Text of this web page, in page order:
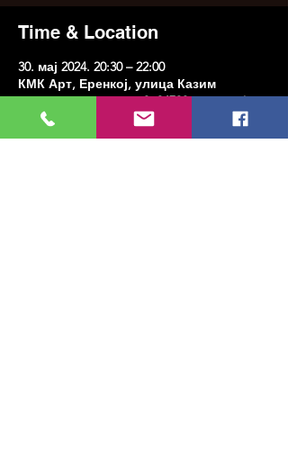
Time & Location
30. мај 2024. 20:30 – 22:00
КМК Арт, Еренкој, улица Казим
Карабекирпаша Но:8, 34738 Кадıкои/
Истанбул, Туркиие